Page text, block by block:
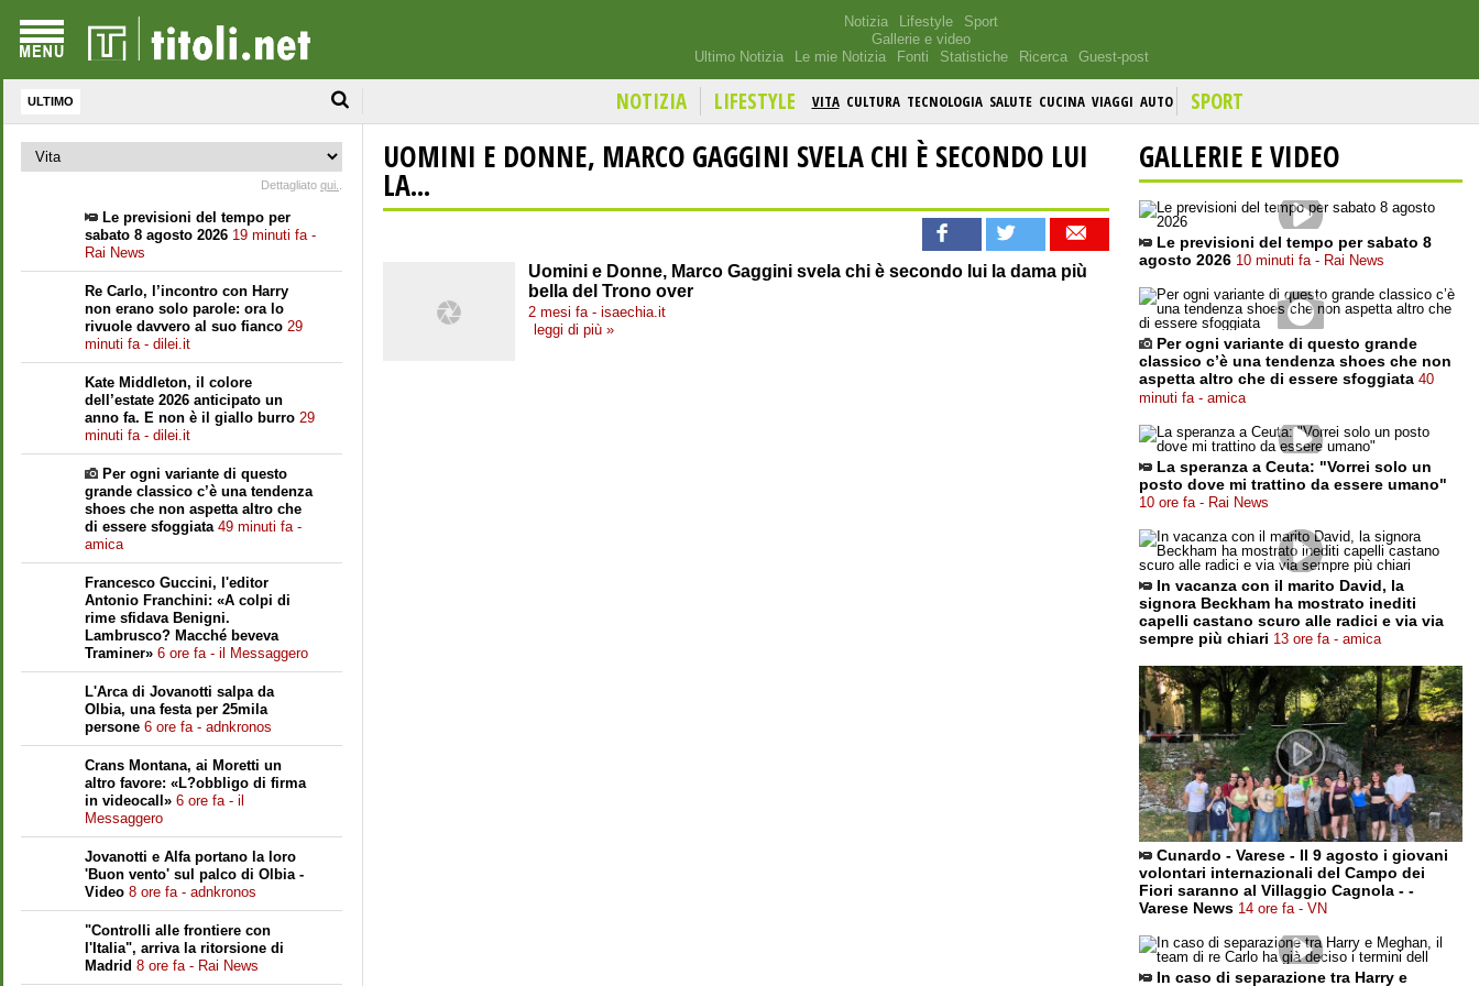
Notizia Lifestyle
Sport
Gallerie e video
Ultimo Notizia
Le mie Notizia Fonti Statistiche Ricerca Guest-post
ULTIMO NOTIZIA LIFESTYLE VITA CULTURA TECNOLOGIA SALUTE CUCINA VIAGGI AUTO SPORT
Dettagliato qui.
Le previsioni del tempo per
sabato 8 agosto 2026 19 minuti fa -
Rai News
Re Carlo, l’incontro con Harry
non erano solo parole: ora lo
rivuole davvero al suo fianco 29
minuti fa - dilei.it
Kate Middleton, il colore
dell’estate 2026 anticipato un
anno fa. E non è il giallo burro 29
minuti fa - dilei.it
Per ogni variante di questo
grande classico c’è una tendenza
shoes che non aspetta altro che
di essere sfoggiata 49 minuti fa -
amica
Francesco Guccini, l'editor
Antonio Franchini: «A colpi di
rime sfidava Benigni.
Lambrusco? Macché beveva
Traminer» 6 ore fa - il Messaggero
L'Arca di Jovanotti salpa da
Olbia, una festa per 25mila
persone 6 ore fa - adnkronos
Crans Montana, ai Moretti un
altro favore: «L?obbligo di firma
in videocall» 6 ore fa - il
Messaggero
Jovanotti e Alfa portano la loro
'Buon vento' sul palco di Olbia -
Video 8 ore fa - adnkronos
"Controlli alle frontiere con
l'Italia", arriva la ritorsione di
Madrid 8 ore fa - Rai News
UOMINI E DONNE, MARCO GAGGINI SVELA CHI È SECONDO LUI
LA...
Uomini e Donne, Marco Gaggini svela chi è secondo lui la dama più
bella del Trono over
2 mesi fa - isaechia.it
leggi di più »
GALLERIE E VIDEO
Le previsioni del tempo per sabato 8
agosto 2026 10 minuti fa - Rai News
Per ogni variante di questo grande
classico c’è una tendenza shoes che non
aspetta altro che di essere sfoggiata 40
minuti fa - amica
La speranza a Ceuta: "Vorrei solo un
posto dove mi trattino da essere umano"
10 ore fa - Rai News
In vacanza con il marito David, la
signora Beckham ha mostrato inediti
capelli castano scuro alle radici e via via
sempre più chiari 13 ore fa - amica
Cunardo - Varese - Il 9 agosto i giovani
volontari internazionali del Campo dei
Fiori saranno al Villaggio Cagnola - -
Varese News 14 ore fa - VN
In caso di separazione tra Harry e